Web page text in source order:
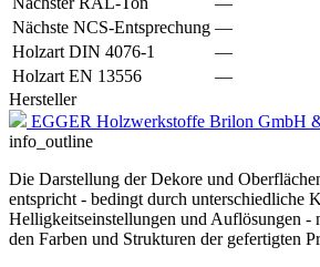
Nächste NCS-Entsprechung —
Holzart DIN 4076-1
—
Holzart EN 13556
—
Hersteller
EGGER Holzwerkstoffe Brilon GmbH
info_outline
Die Darstellung der Dekore und
entspricht - bedingt durch unterschiedliche
Helligkeitseinstellungen und Auflösungen -
den Farben und Strukturen der gefertigten